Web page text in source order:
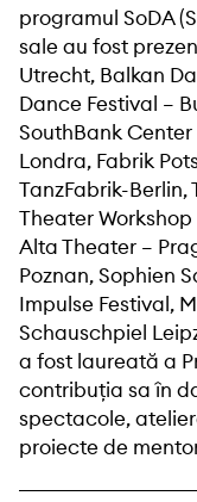
programul SoDA
sale au fost
Utrecht, Balkan
Dance Festival –
SouthBank
Londra, Fabrik
TanzFabrik-
Theater
Alta Theater –
Poznan, Sophien
Impulse Festival,
Schauschpiel
a fost laureată a
contribuţia sa în
spectacole,
proiecte de